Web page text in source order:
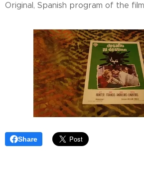
Original, Spanish program of the film
Share